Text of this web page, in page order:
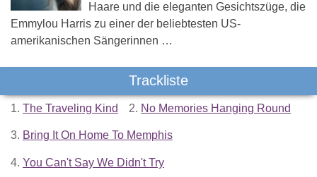
Haare und die eleganten Gesichtszüge, die
Emmylou Harris zu einer der beliebtesten US-
amerikanischen Sängerinnen …
Trackliste
1. The Traveling Kind 2. No Memories Hanging Round
3. Bring It On Home To Memphis
4. You Can't Say We Didn't Try